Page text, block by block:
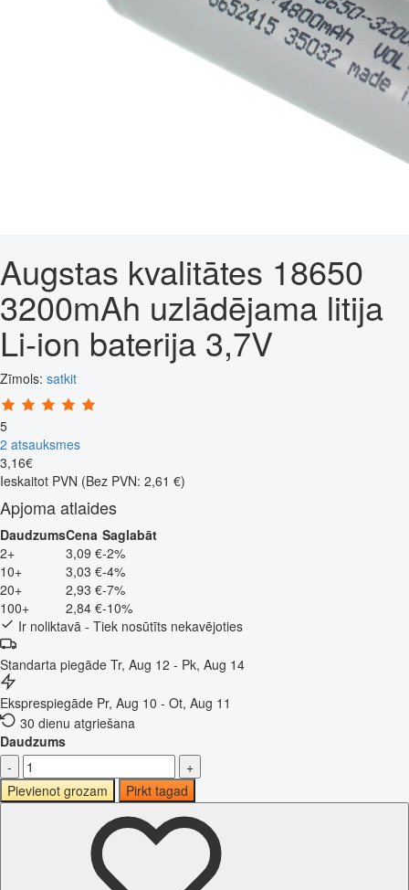
Augstas kvalitātes 18650
3200mAh uzlādējama litija
Li-ion baterija 3,7V
Zīmols: satkit
5
2 atsauksmes
3,16€
Ieskaitot PVN (Bez PVN: 2,61 €)
Apjoma atlaides
DaudzumsCena Saglabāt
2+
3,09 €-2%
10+
3,03 €-4%
20+
2,93 €-7%
100+
2,84 €-10%
Ir noliktavā - Tiek nosūtīts nekavējoties
Standarta piegāde Tr, Aug 12 - Pk, Aug 14
Eksprespiegāde Pr, Aug 10 - Ot, Aug 11
30 dienu atgriešana
Daudzums
-
+
Pievienot grozam
Pirkt tagad